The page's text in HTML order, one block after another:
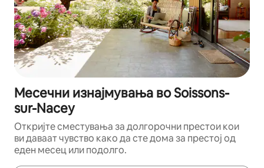
Месечни изнајмувања во Soissons-
sur-Nacey
Откријте сместувања за долгорочни престои кои
ви даваат чувство како да сте дома за престој од
еден месец или подолго.